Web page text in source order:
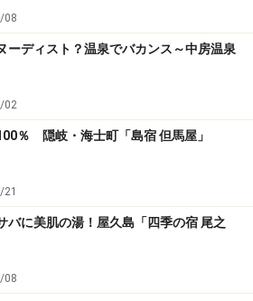
08
ーディスト？温泉でバカンス～中房温泉
02
％ 隠岐・海士町「島宿 但馬屋」
バに美肌の湯！屋久島「四季の宿 尾之
08